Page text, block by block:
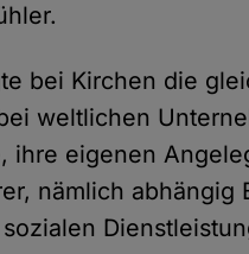
bei Kirchen die
weltlichen
ihre eigenen
nämlich abhängig